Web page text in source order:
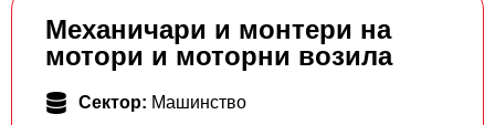
Механичари и монтери на
мотори и моторни возила
Сектор: Машинство